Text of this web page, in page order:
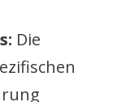
Die